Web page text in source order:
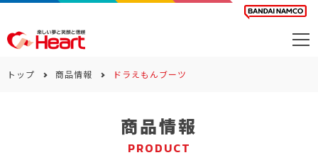
トップ 商品情報 ドラえもんブーツ
商品情報
PRODUCT